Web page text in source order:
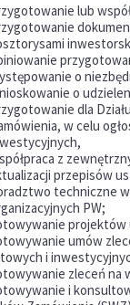
lub
o
o
dla
w celu
z
przepisów
techniczne
PW;
projektów
umów
i
zleceń na
i